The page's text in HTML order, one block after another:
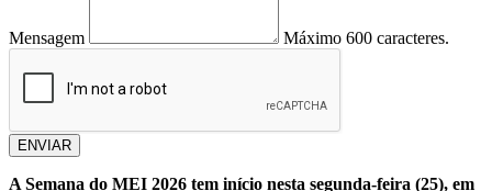
Mensagem Máximo 600 caracteres.
ENVIAR
A Semana do MEI 2026 tem início nesta segunda-feira (25), em